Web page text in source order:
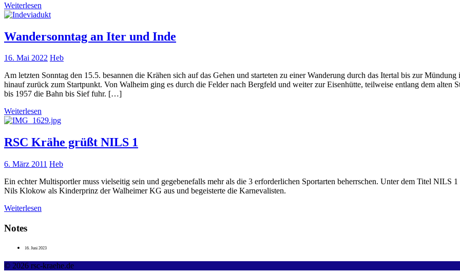
Weiterlesen
Wandersonntag an Iter und Inde
16. Mai 2022 Heb
Am letzten Sonntag den 15.5. besannen die Krähen sich auf das Gehen und starteten zu einer Wanderung durch das Itertal bis zur
hinauf zurück zum Startpunkt. Von Walheim ging es durch die Felder nach Bergfeld und weiter zur Eisenhütte, teilweise entlang dem alten
bis 1957 die Bahn bis Sief fuhr. […]
Weiterlesen
RSC Krähe grüßt NILS 1
6. März 2011 Heb
Ein echter Multisportler muss vielseitig sein und gegebenefalls mehr als die 3 erforderlichen Sportarten beherrschen. Unter dem Titel NILS
Nils Klokow als Kinderprinz der Walheimer KG aus und begeisterte die Karnevalisten.
Weiterlesen
Notes
16. Juni 2023
© 2026 rsc-kraehe.de